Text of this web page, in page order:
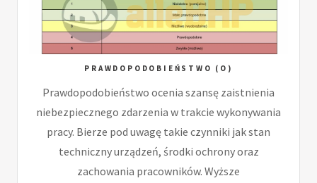
PRAWDOPODOBIEŃSTWO (O)
Prawdopodobieństwo ocenia szansę zaistnienia
niebezpiecznego zdarzenia w trakcie wykonywania
pracy. Bierze pod uwagę takie czynniki jak stan
techniczny urządzeń, środki ochrony oraz
zachowania pracowników. Wyższe